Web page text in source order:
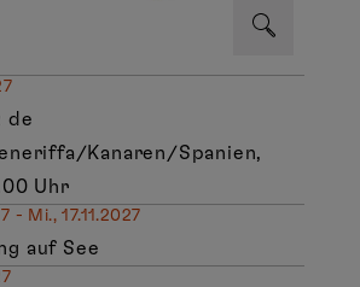
de
Kanaren/Spanien,
Uhr
- Mi., 17.11.2027
auf See